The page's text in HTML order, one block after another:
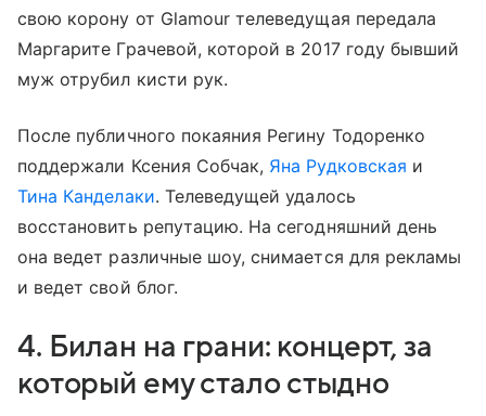
свою корону от Glamour телеведущая передала
Маргарите Грачевой, которой в 2017 году бывший
муж отрубил кисти рук.
После публичного покаяния Регину Тодоренко
поддержали Ксения Собчак, Яна Рудковская и
Тина Канделаки. Телеведущей удалось
восстановить репутацию. На сегодняшний день
она ведет различные шоу, снимается для рекламы
и ведет свой блог.
4. Билан на грани: концерт, за
который ему стало стыдно